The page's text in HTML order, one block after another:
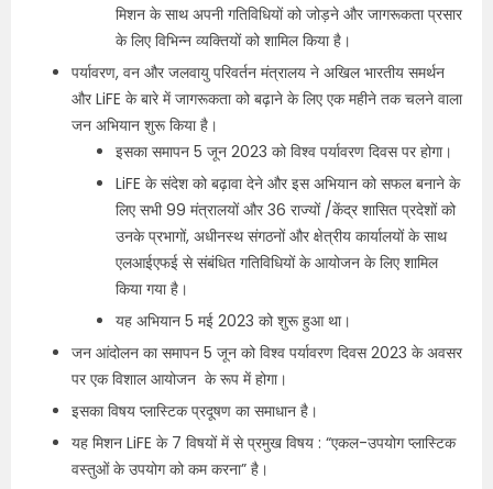
मिशन के साथ अपनी गतिविधियों को जोड़ने और जागरूकता प्रसार
के लिए विभिन्न व्यक्तियों को शामिल किया है।
पर्यावरण, वन और जलवायु परिवर्तन मंत्रालय ने अखिल भारतीय समर्थन
और LiFE के बारे में जागरूकता को बढ़ाने के लिए एक महीने तक चलने वाला
जन अभियान शुरू किया है।
इसका समापन 5 जून 2023 को विश्व पर्यावरण दिवस पर होगा।
LiFE के संदेश को बढ़ावा देने और इस अभियान को सफल बनाने के
लिए सभी 99 मंत्रालयों और 36 राज्यों /केंद्र शासित प्रदेशों को
उनके प्रभागों, अधीनस्थ संगठनों और क्षेत्रीय कार्यालयों के साथ
एलआईएफई से संबंधित गतिविधियों के आयोजन के लिए शामिल
किया गया है।
यह अभियान 5 मई 2023 को शुरू हुआ था।
जन आंदोलन का समापन 5 जून को विश्व पर्यावरण दिवस 2023 के अवसर
पर एक विशाल आयोजन के रूप में होगा।
इसका विषय प्लास्टिक प्रदूषण का समाधान है।
यह मिशन LiFE के 7 विषयों में से प्रमुख विषय : “एकल-उपयोग प्लास्टिक
वस्तुओं के उपयोग को कम करना” है।